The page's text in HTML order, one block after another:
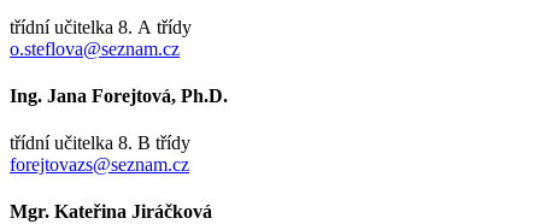
třídní učitelka 8. A třídy
o.steflova@seznam.cz
Ing. Jana Forejtová, Ph.D.
třídní učitelka 8. B třídy
forejtovazs@seznam.cz
Mgr. Kateřina Jiráčková